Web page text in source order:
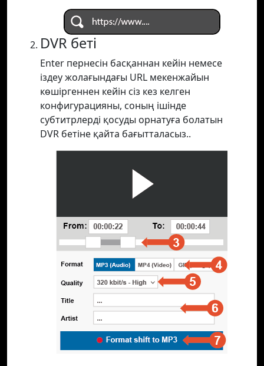
DVR беті
Enter пернесін басқаннан кейін немесе
іздеу жолағындағы URL мекенжайын
көшіргеннен кейін сіз кез келген
конфигурацияны, соның ішінде
субтитрлерді қосуды орнатуға болатын
DVR бетіне қайта бағытталасыз..